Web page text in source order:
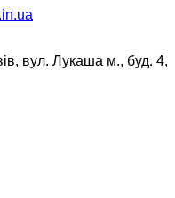
вул. Лукаша м., буд. 4,